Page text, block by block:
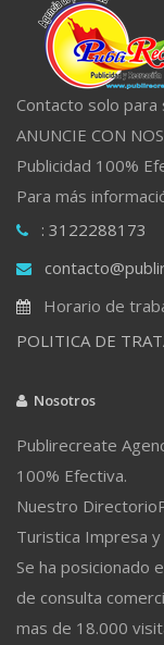
Contacto solo para
ANUNCIE CON
Publicidad 100%
Para más
: 3122288173
Horario de
POLITICA DE
Nosotros
Publirecreate
100% Efectiva.
Nuestro
Turistica Impresa y
Se ha posicionado
de consulta
mas de 18.000